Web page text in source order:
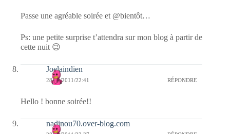
Passe une agréable soirée et @bientôt…
Ps: une petite surprise t’attendra sur mon blog à partir de
cette nuit 😉
Joelaindien
28/06/2011/22:41 RÉPONDRE
Hello ! bonne soirée!!
nadinou70.over-blog.com